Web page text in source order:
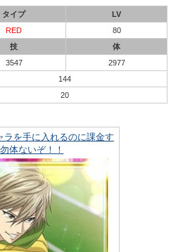
タイプ
LV
RED
80
技
体
3547
2977
144
20
ラを手に入れるのに課金す
体ないぞ！！